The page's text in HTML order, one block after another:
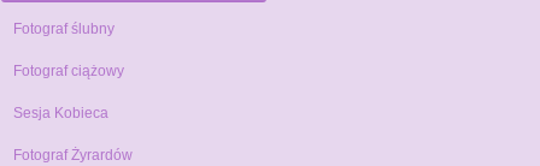
Fotograf ślubny
Fotograf ciążowy
Sesja Kobieca
Fotograf Żyrardów